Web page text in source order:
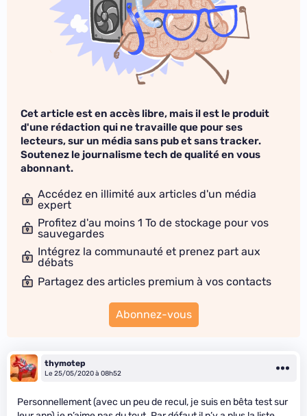
Cet article est en accès libre, mais il est le produit
d'une rédaction qui ne travaille que pour ses
lecteurs, sur un média sans pub et sans tracker.
Soutenez le journalisme tech de qualité en vous
abonnant.
Accédez en illimité aux articles d'un média
expert
Profitez d'au moins 1 To de stockage pour vos
sauvegardes
Intégrez la communauté et prenez part aux
débats
Partagez des articles premium à vos contacts
Abonnez-vous
thymotep
Le 25/05/2020 à 08h52
Personnellement (avec un peu de recul, je suis en bêta test sur